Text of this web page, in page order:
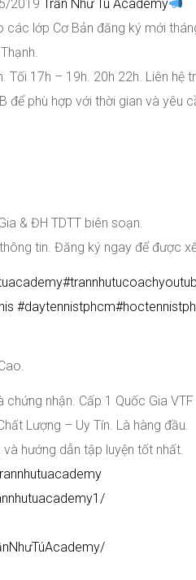
5/2019Trần Như Tú Academy
các lớp Cơ Bản đăng ký mới
Tối 17h – 19h. 20h 22h. Liên hệ
để phù hợp với thời gian và yêu
& ĐH TDTT biên soạn.
tin. Đăng ký ngay để được
#
#daytennistphcm#
nhận. Cấp 1 Quốc Gia VTF
Lượng – Uy Tín. Là hàng đầu.
hướng dẫn tập luyện tốt nhất.